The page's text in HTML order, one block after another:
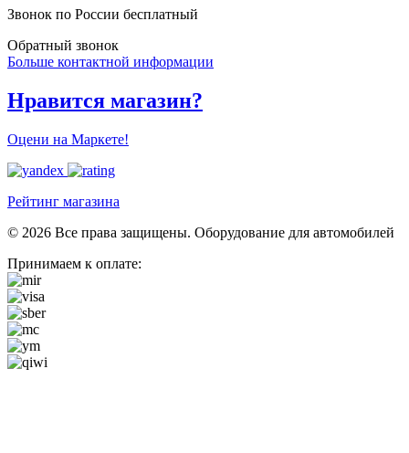
Звонок по России бесплатный
Обратный звонок
Больше контактной информации
Нравится магазин?
Оцени на Маркете!
Рейтинг магазина
© 2026 Все права защищены. Оборудование для автомобилей
Принимаем к оплате: